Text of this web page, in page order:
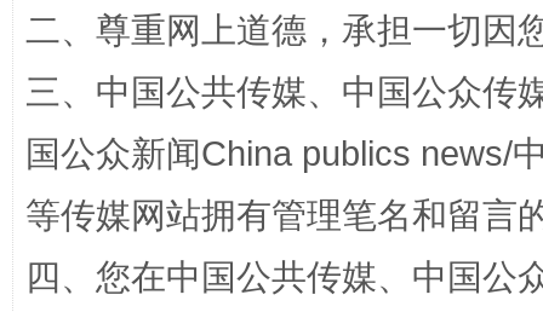
国家大学科技园优化重塑工作
二、尊重网上道德，承担一切因
三、中国公共传媒、中国公众传
国公众新闻China publics news/
等传媒网站拥有管理笔名和留言
四、您在中国公共传媒、中国公